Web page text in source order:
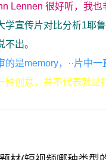
Lennen 很好听，我
学宣传片对比分析1耶
出。
的是memory，··片中
种创意，并不代表就是